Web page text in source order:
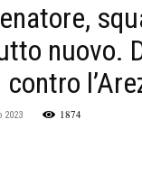
nuovo.
2023 1874